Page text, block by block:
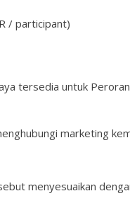
/ participant)
tersedia untuk
marketing
menyesuaikan